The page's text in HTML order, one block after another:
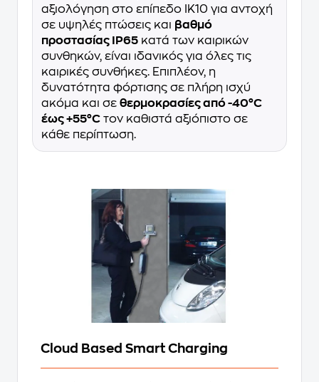
αξιολόγηση στο επίπεδο IK10 για αντοχή
σε υψηλές πτώσεις και βαθμό
προστασίας IP65 κατά των καιρικών
συνθηκών, είναι ιδανικός για όλες τις
καιρικές συνθήκες. Επιπλέον, η
δυνατότητα φόρτισης σε πλήρη ισχύ
ακόμα και σε θερμοκρασίες από -40°C
έως +55°C τον καθιστά αξιόπιστο σε
κάθε περίπτωση.
Cloud Based Smart Charging